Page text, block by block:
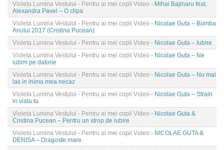
Violeta Lumina Vestului - Pentru ai mei copii Video - Mihai Bajinaru feat.
Alexandra Pavel – O clipa
Violeta Lumina Vestului - Pentru ai mei copii Video - Nicolae Guta – Bomba
Anului 2017 (Cristina Pucean)
Violeta Lumina Vestului - Pentru ai mei copii Video - Nicolae Guta – Iubire
Violeta Lumina Vestului - Pentru ai mei copii Video - Nicolae Guta – Ne
iubim pe datorie
Violeta Lumina Vestului - Pentru ai mei copii Video - Nicolae Guta – Nu mai
las in inima mea necaz
Violeta Lumina Vestului - Pentru ai mei copii Video - Nicolae Guta – Strain
in viata ta
Violeta Lumina Vestului - Pentru ai mei copii Video - Nicolae Guta &
Cristina Pucean – Pentru un strop de iubire
Violeta Lumina Vestului - Pentru ai mei copii Video - NICOLAE GUTA &
DENISA – Dragoste mare